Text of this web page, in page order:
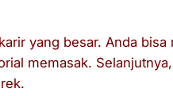
yang besar. Anda bisa
memasak.